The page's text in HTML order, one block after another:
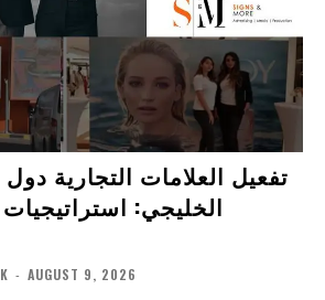
تفعيل العلامات التجارية
الخليجي:
- AUGUST 9, 2026